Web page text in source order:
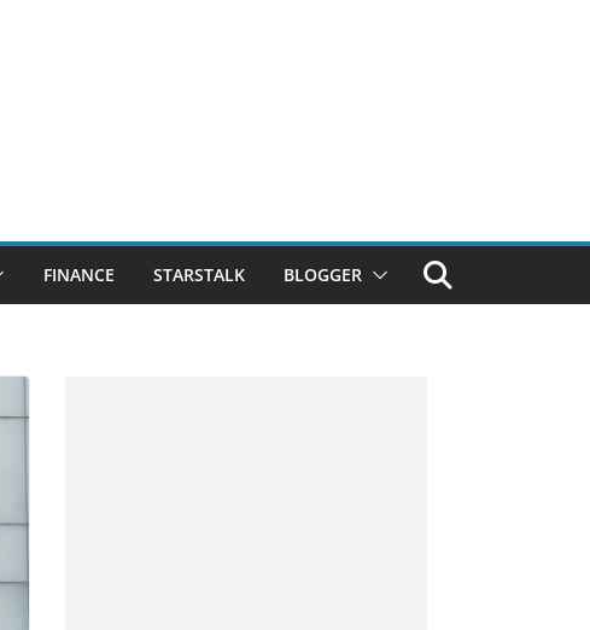
FINANCE STARSTALK BLOGGER